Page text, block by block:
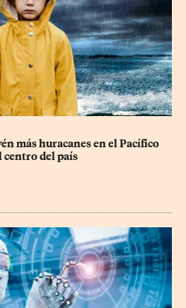
más huracanes en el Pacífico
centro del país